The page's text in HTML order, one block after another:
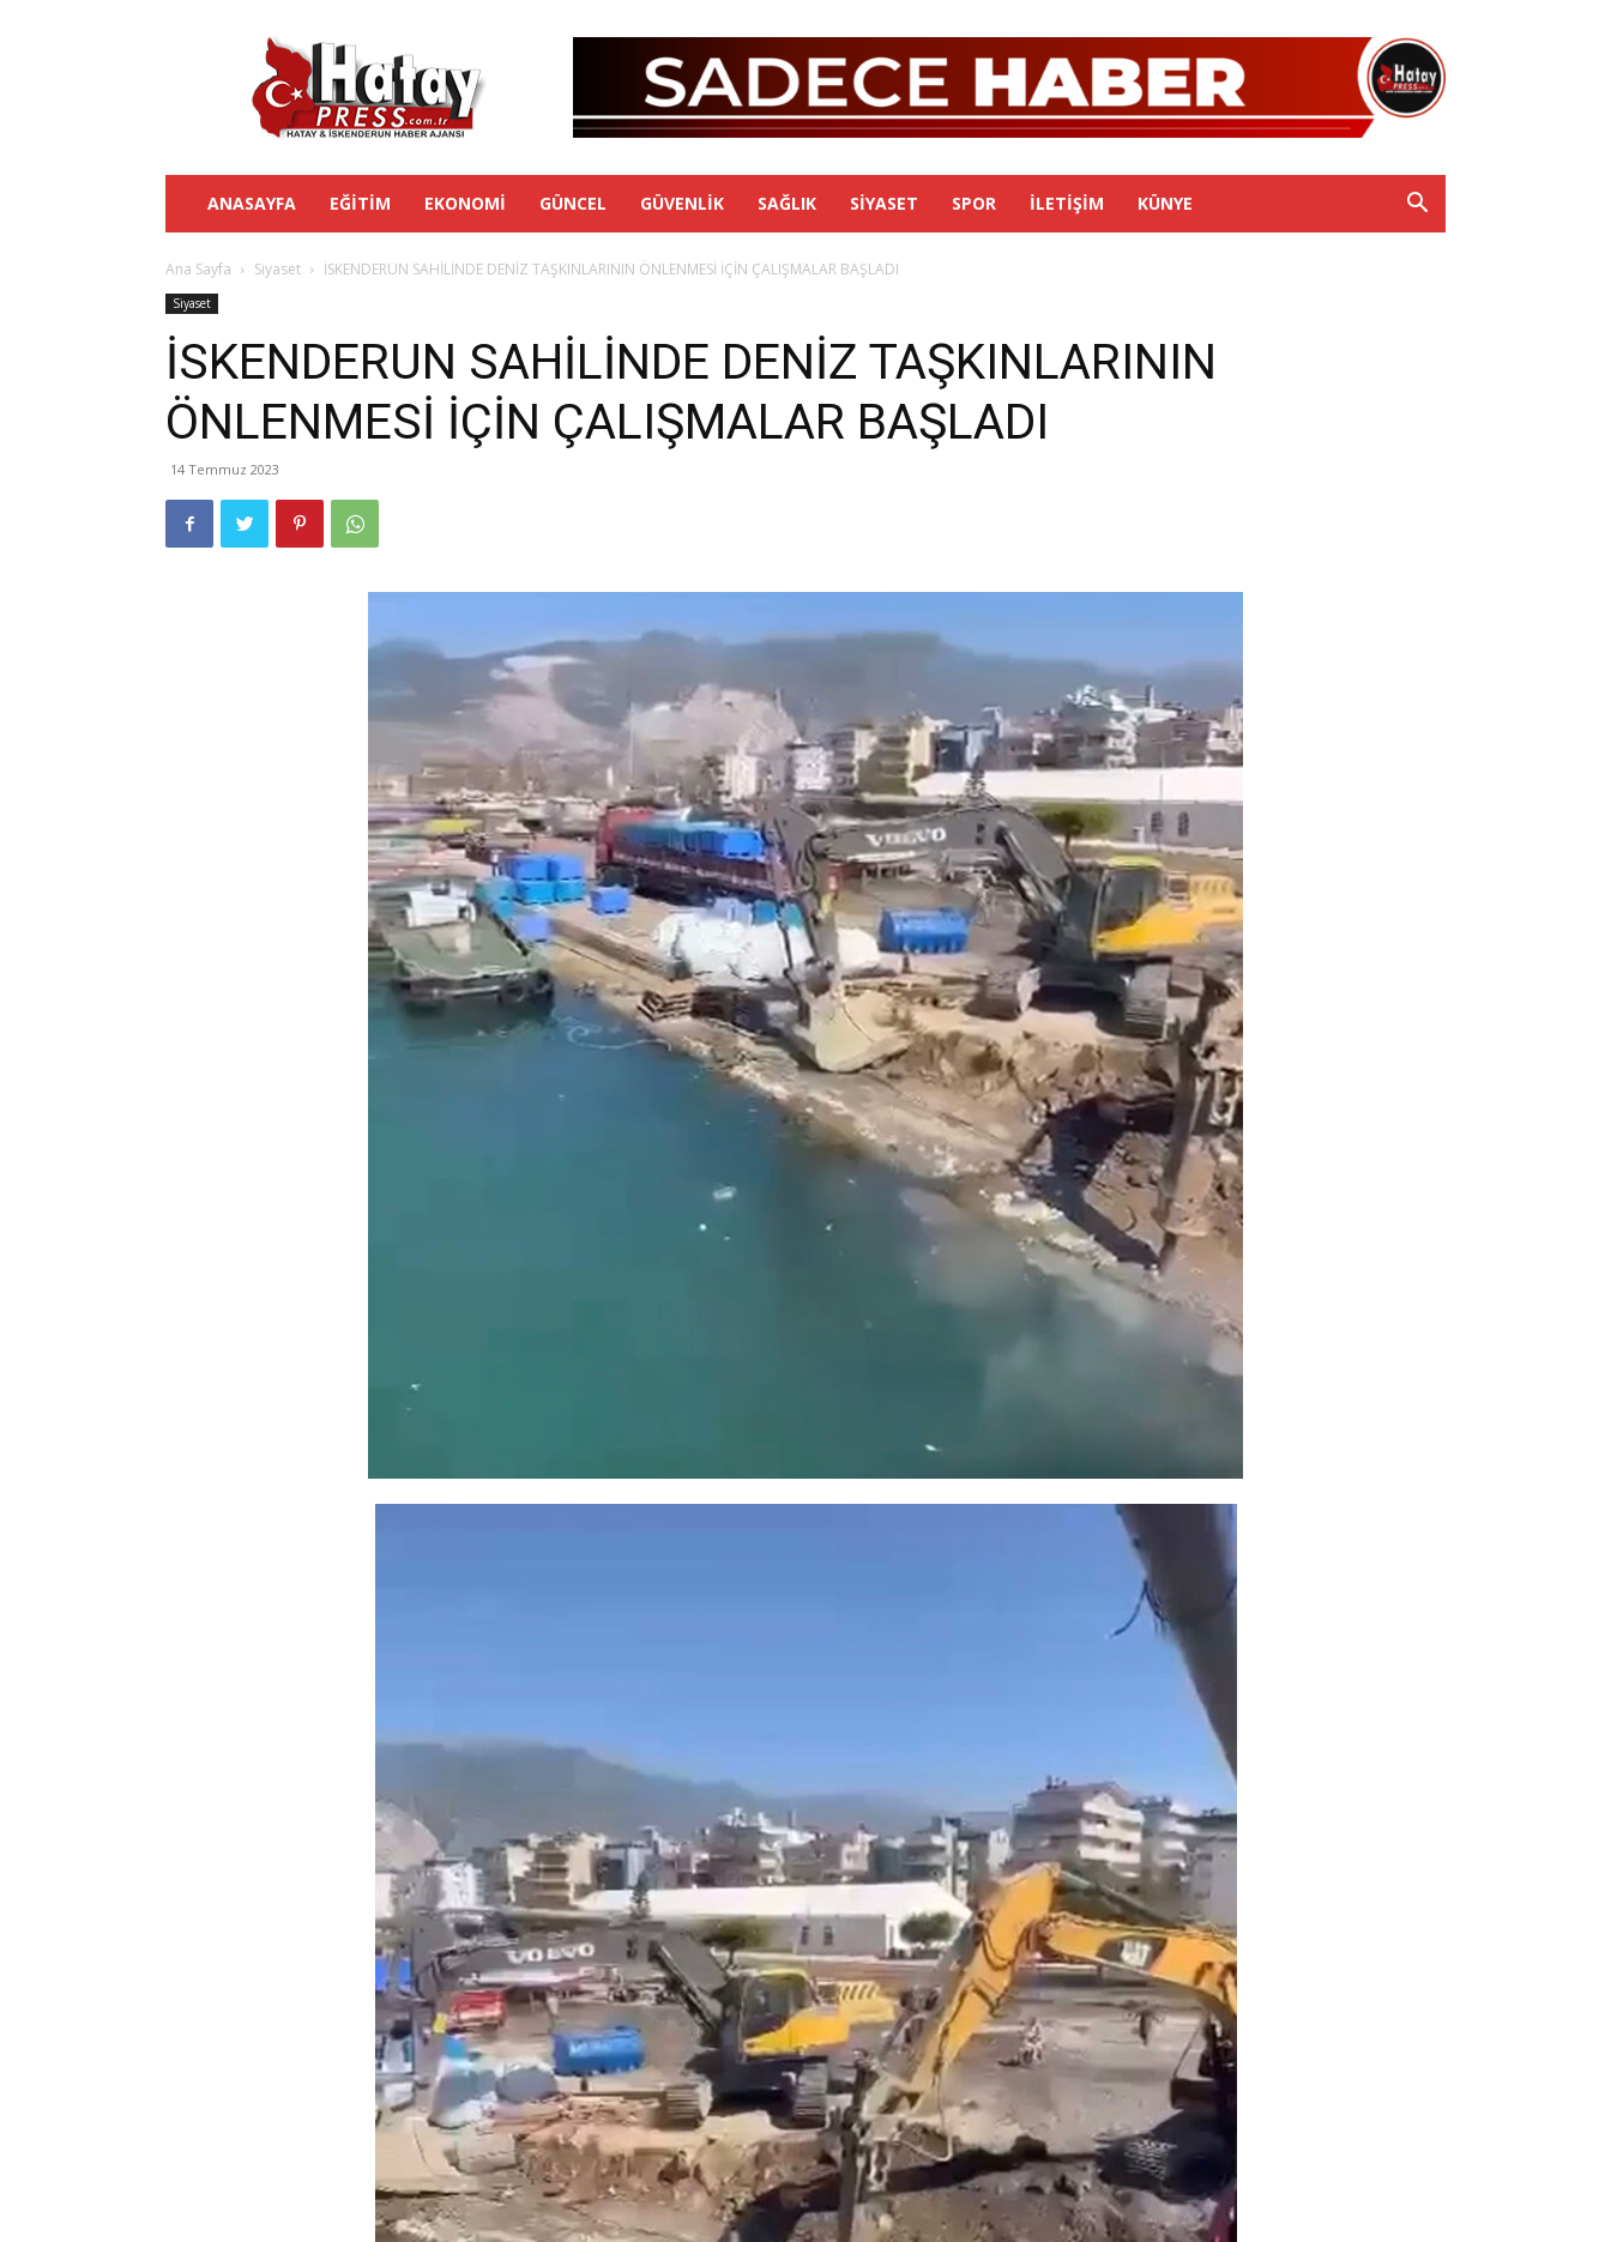
Hatay
Press
ANASAYFA EĞITIM EKONOMI GÜNCEL GÜVENLIK SAĞLIK SIYASET SPOR İLETIŞIM KÜNYE
Ana Sayfa Siyaset İSKENDERUN SAHİLİNDE DENİZ TAŞKINLARININ ÖNLENMESİ İÇİN ÇALIŞMALAR BAŞLADI
Siyaset
İSKENDERUN SAHİLİNDE DENİZ TAŞKINLARININ
ÖNLENMESİ İÇİN ÇALIŞMALAR BAŞLADI
14 Temmuz 2023